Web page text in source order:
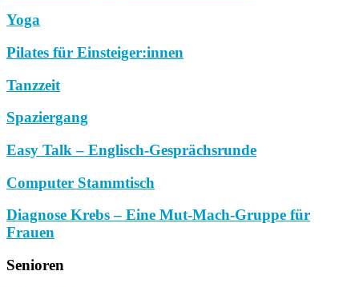
Yoga
Pilates für Einsteiger:innen
Tanzzeit
Spaziergang
Easy Talk – Englisch-Gesprächsrunde
Computer Stammtisch
Diagnose Krebs – Eine Mut-Mach-Gruppe für
Frauen
Senioren